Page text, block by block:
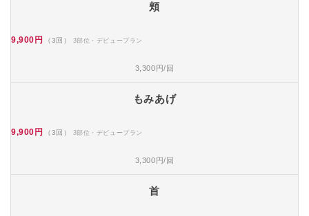
頬
9,900円 （3回） 3部位・デビュープラン
3,300円/回
もみあげ
9,900円 （3回） 3部位・デビュープラン
3,300円/回
首